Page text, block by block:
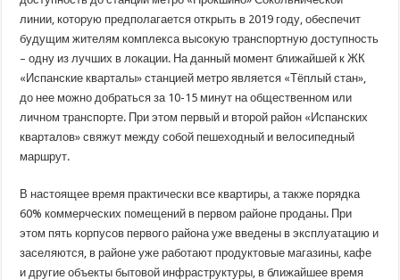
линии, которую предполагается открыть в 2019 году, обеспечит
будущим жителям комплекса высокую транспортную доступность
– одну из лучших в локации. На данный момент ближайшей к ЖК
«Испанские кварталы» станцией метро является «Тёплый стан»,
до нее можно добраться за 10-15 минут на общественном или
личном транспорте. При этом первый и второй район «Испанских
кварталов» свяжут между собой пешеходный и велосипедный
маршрут.
В настоящее время практически все квартиры, а также порядка
60% коммерческих помещений в первом районе проданы. При
этом пять корпусов первого района уже введены в эксплуатацию и
заселяются, в районе уже работают продуктовые магазины, кафе
и другие объекты бытовой инфраструктуры, в ближайшее время